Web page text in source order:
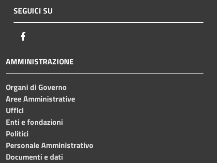
SEGUICI SU
AMMINISTRAZIONE
Organi di Governo
Aree Amministrative
Uffici
Enti e fondazioni
Politici
Personale Amministrativo
Documenti e dati